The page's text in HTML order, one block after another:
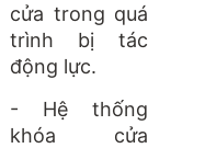
cửa trong quá
trình bị tác
động lực.
- Hệ thống
khóa cửa